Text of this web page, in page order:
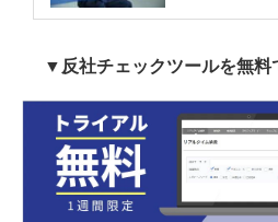
▼反社チェックツールを無料